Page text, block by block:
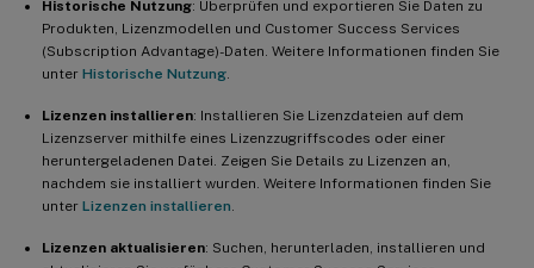
Historische Nutzung: Überprüfen und exportieren Sie Daten zu
Produkten, Lizenzmodellen und Customer Success Services
(Subscription Advantage)-Daten. Weitere Informationen finden Sie
unter Historische Nutzung.
Lizenzen installieren: Installieren Sie Lizenzdateien auf dem
Lizenzserver mithilfe eines Lizenzzugriffscodes oder einer
heruntergeladenen Datei. Zeigen Sie Details zu Lizenzen an,
nachdem sie installiert wurden. Weitere Informationen finden Sie
unter Lizenzen installieren.
Lizenzen aktualisieren: Suchen, herunterladen, installieren und